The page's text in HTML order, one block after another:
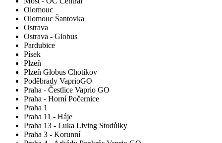
Olomouc
Olomouc Šantovka
Ostrava
Ostrava - Globus
Pardubice
Písek
Plzeň
Plzeň Globus Chotíkov
Poděbrady VaprioGO
Praha - Čestlice Vaprio GO
Praha - Horní Počernice
Praha 1
Praha 11 - Háje
Praha 13 - Luka Living Stodůlky
Praha 3 - Korunní